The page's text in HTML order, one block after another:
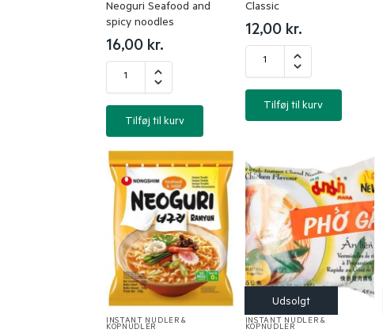
Neoguri Seafood and
spicy noodles
16,00 kr.
Tilføj til kurv
Classic
12,00 kr.
Tilføj til kurv
INSTANT NUDLER &
KOPNUDLER
INSTANT NUDLER &
KOPNUDLER